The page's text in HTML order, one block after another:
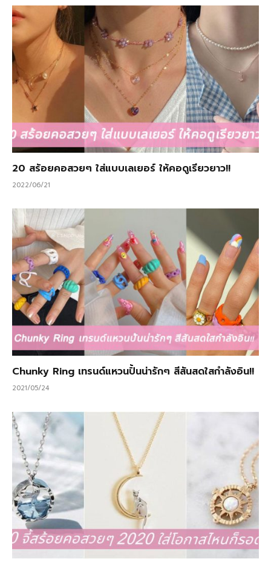
20 สร้อยคอสวยๆ ใส่แบบเลเยอร์ ให้คอดูเรียวยาว!!
2022/06/21
Chunky Ring เทรนด์แหวนปั้นน่ารักๆ สีสันสดใสกำลังอิน!!
2021/05/24